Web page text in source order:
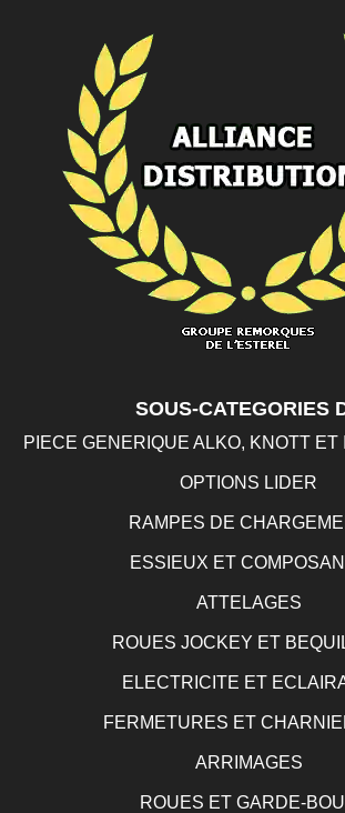
SOUS-CATEGORIES
PIECE GENERIQUE ALKO, KNOTT ET
OPTIONS LIDER
RAMPES DE
ESSIEUX ET
ATTELAGES
ROUES JOCKEY ET
ELECTRICITE ET
FERMETURES ET
ARRIMAGES
ROUES ET GARDE-